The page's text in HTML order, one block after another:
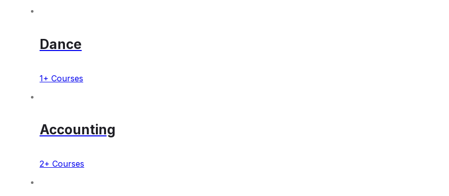
Dance
1+ Courses
Accounting
2+ Courses